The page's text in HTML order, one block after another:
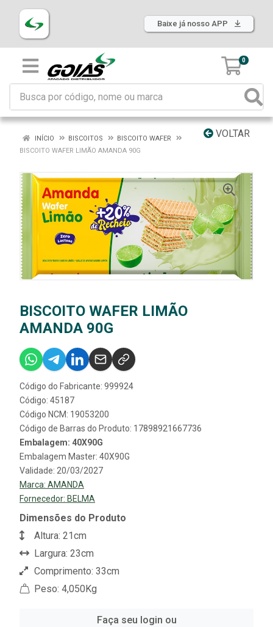
Baixe já nosso APP
0
VOLTAR
INÍCIO BISCOITOS
BISCOITO WAFER
BISCOITO WAFER LIMÃO AMANDA 90G
BISCOITO WAFER LIMÃO
AMANDA 90G
Código do Fabricante: 999924
Código: 45187
Código NCM: 19053200
Código de Barras do Produto: 17898921667736
Embalagem: 40X90G
Embalagem Master: 40X90G
Validade: 20/03/2027
Marca: AMANDA
Fornecedor: BELMA
Dimensões do Produto
Altura: 21cm
Largura: 23cm
Comprimento: 33cm
Peso: 4,050Kg
Faça seu login ou